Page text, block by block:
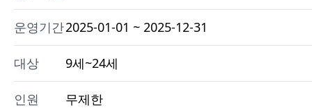
운영기간2025-01-01 ~ 2025-12-31
대상 9세~24세
인원 무제한